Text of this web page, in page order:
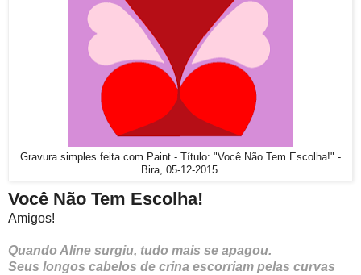
Gravura simples feita com Paint - Título: "Você Não Tem Escolha!" -
Bira, 05-12-2015.
Você Não Tem Escolha!
Amigos!
Quando Aline surgiu, tudo mais se apagou.
Seus longos cabelos de crina escorriam pelas curvas